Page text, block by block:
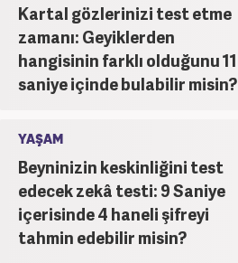
Kartal gözlerinizi test etme
zamanı: Geyiklerden
hangisinin farklı olduğunu 11
saniye içinde bulabilir misin?
YAŞAM
Beyninizin keskinliğini test
edecek zekâ testi: 9 Saniye
içerisinde 4 haneli şifreyi
tahmin edebilir misin?